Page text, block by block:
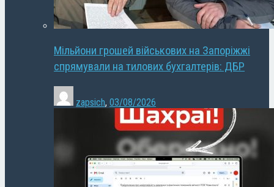
Мільйони грошей військових на Запоріжжі
спрямували на тилових бухгалтерів: ДБР
zapsich, 03/08/2026